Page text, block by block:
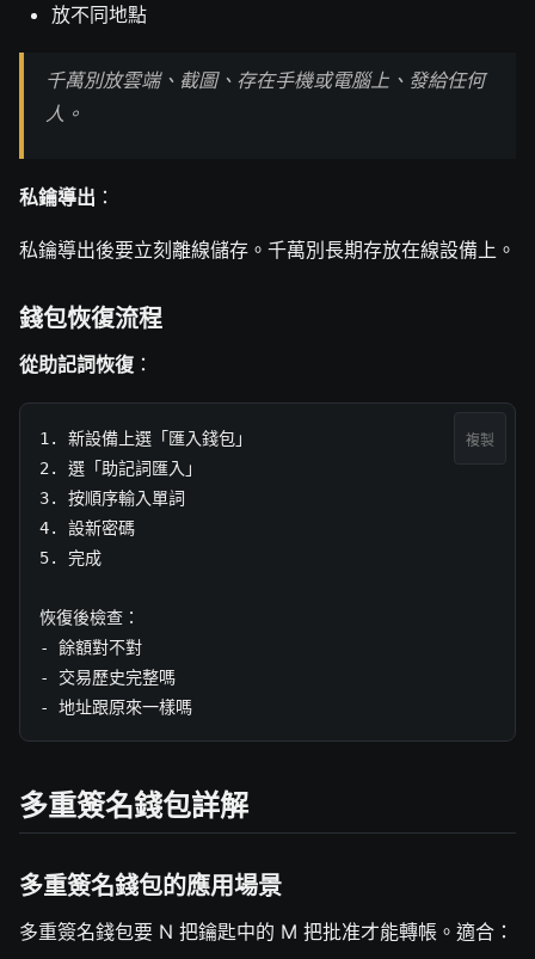
放不同地點
千萬別放雲端、截圖、存在手機或電腦上、發給任何
人。
私鑰導出 ：
私鑰導出後要立刻離線儲存。千萬別長期存放在線設備上。
錢包恢復流程
從助記詞恢復 ：
1. 新設備上選「匯入錢包」
2. 選「助記詞匯入」
3. 按順序輸入單詞
4. 設新密碼
5. 完成
恢復後檢查：
- 餘額對不對
- 交易歷史完整嗎
- 地址跟原來一樣嗎
複製
多重簽名錢包詳解
多重簽名錢包的應用場景
多重簽名錢包要 N 把鑰匙中的 M 把批准才能轉帳。適合：